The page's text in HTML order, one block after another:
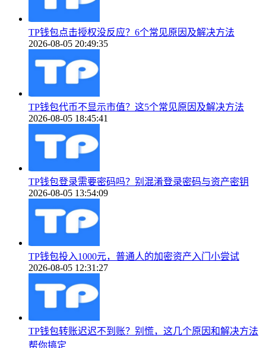
TP钱包点击授权没反应？6个常见原因及解决方法
2026-08-05 20:49:35
TP钱包代币不显示市值？这5个常见原因及解决方法
2026-08-05 18:45:41
TP钱包登录需要密码吗？别混淆登录密码与资产密钥
2026-08-05 13:54:09
TP钱包投入1000元，普通人的加密资产入门小尝试
2026-08-05 12:31:27
TP钱包转账迟迟不到账？别慌，这几个原因和解决方法
帮你搞定